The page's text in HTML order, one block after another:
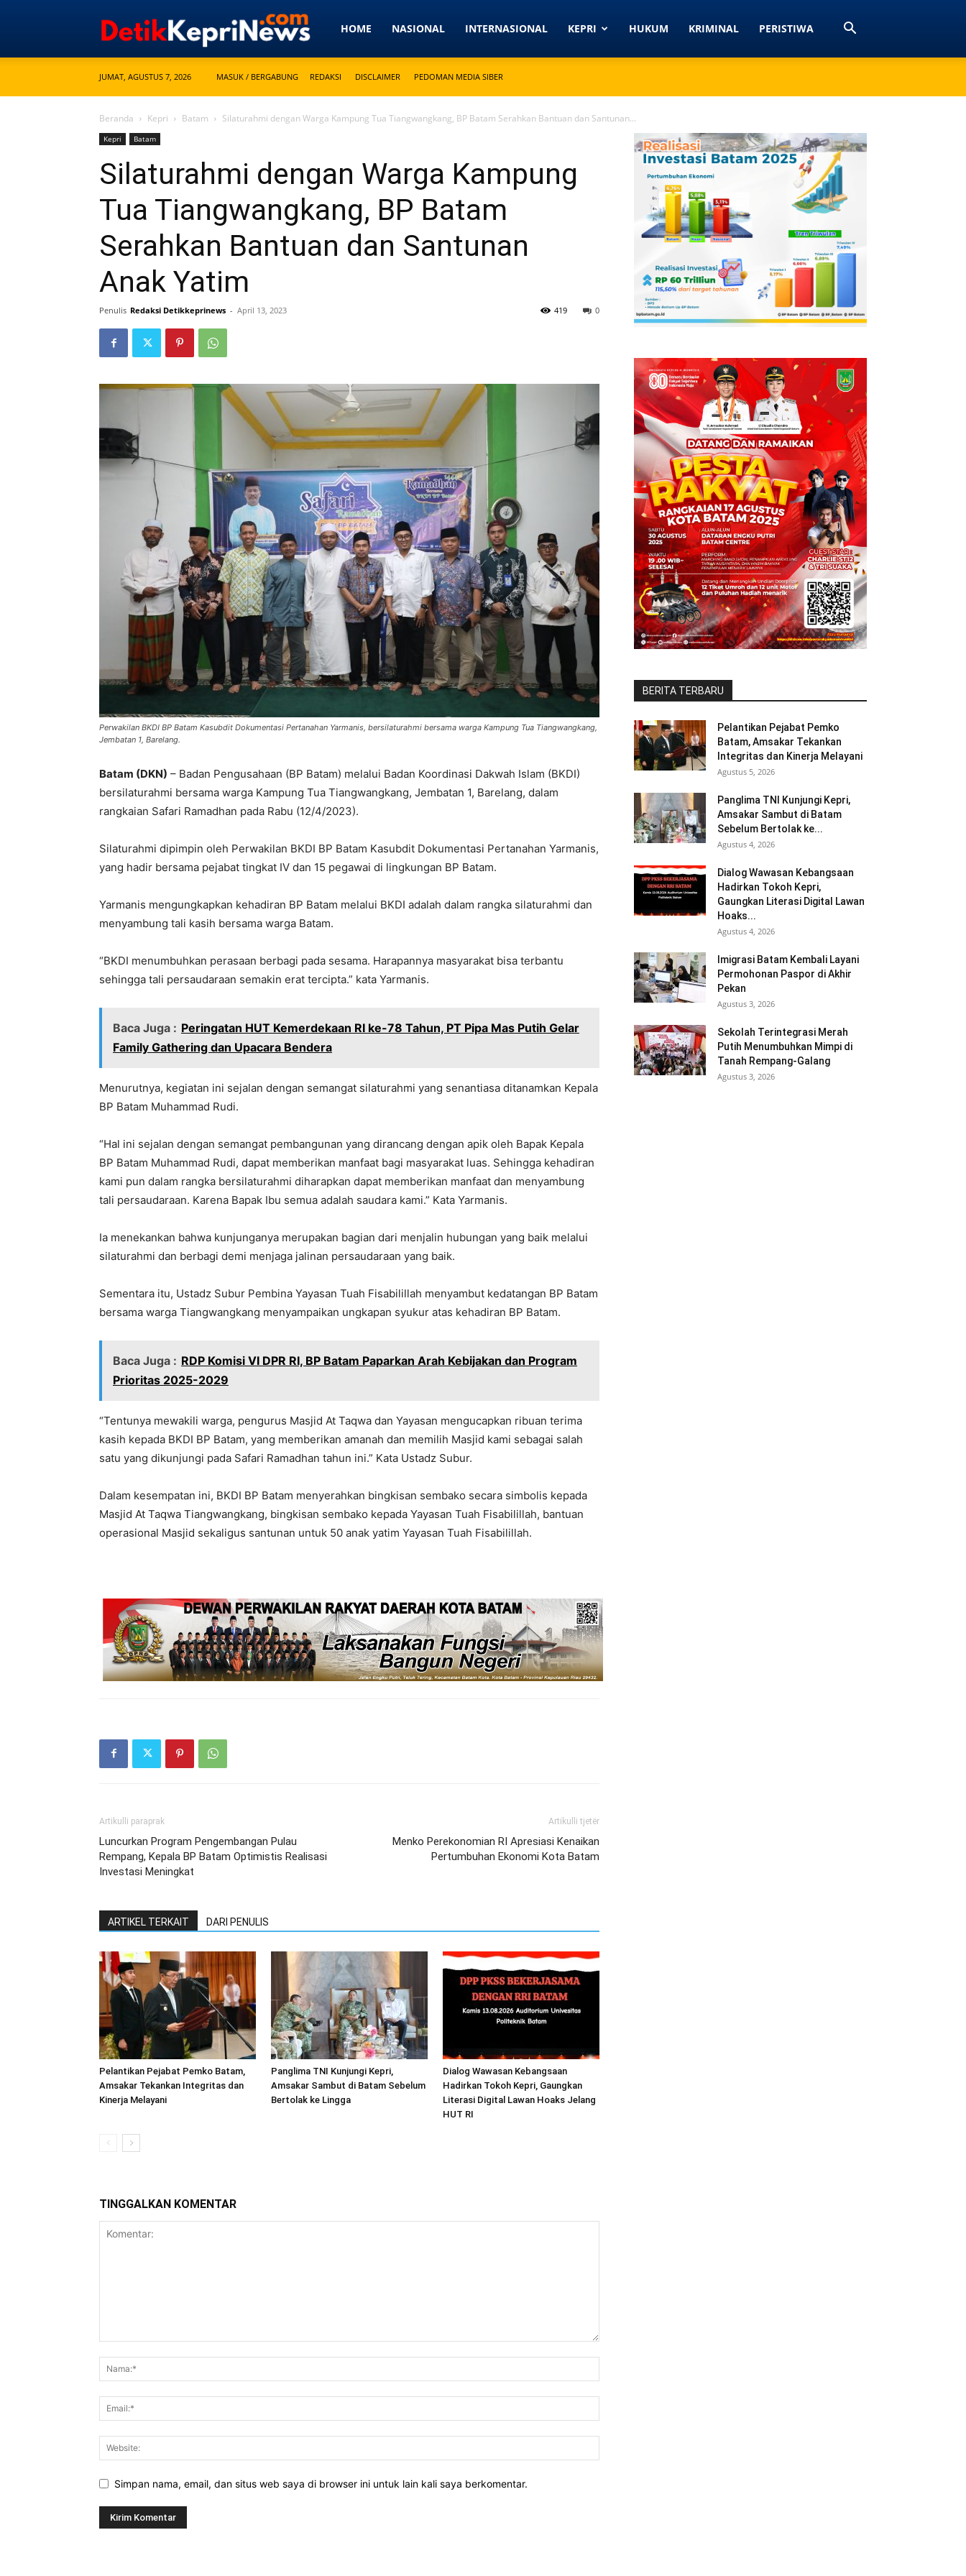
Detikkeprinews.com
HOME NASIONAL INTERNASIONAL KEPRI HUKUM KRIMINAL PERISTIWA
JUMAT, AGUSTUS 7, 2026 MASUK / BERGABUNG REDAKSI DISCLAIMER PEDOMAN MEDIA SIBER
Beranda Kepri Batam Silaturahmi dengan Warga Kampung Tua Tiangwangkang, BP Batam Serahkan Bantuan dan Santunan...
Kepri Batam
Silaturahmi dengan Warga Kampung
Tua Tiangwangkang, BP Batam
Serahkan Bantuan dan Santunan
Anak Yatim
Penulis Redaksi Detikkeprinews - April 13, 2023 0
419
Perwakilan BKDI BP Batam Kasubdit Dokumentasi Pertanahan Yarmanis, bersilaturahmi bersama warga Kampung Tua Tiangwangkang,
Jembatan 1, Barelang.
Batam (DKN) – Badan Pengusahaan (BP Batam) melalui Badan Koordinasi Dakwah Islam (BKDI)
bersilaturahmi bersama warga Kampung Tua Tiangwangkang, Jembatan 1, Barelang, dalam
rangkaian Safari Ramadhan pada Rabu (12/4/2023).
Silaturahmi dipimpin oleh Perwakilan BKDI BP Batam Kasubdit Dokumentasi Pertanahan Yarmanis,
yang hadir bersama pejabat tingkat IV dan 15 pegawai di lingkungan BP Batam.
Yarmanis mengungkapkan kehadiran BP Batam melalui BKDI adalah dalam rangka silaturahmi dan
menyambung tali kasih bersama warga Batam.
“BKDI menumbuhkan perasaan berbagi pada sesama. Harapannya masyarakat bisa terbantu
sehingga tali persaudaraan semakin erat tercipta.” kata Yarmanis.
Baca Juga : Peringatan HUT Kemerdekaan RI ke-78 Tahun, PT Pipa Mas Putih Gelar
Family Gathering dan Upacara Bendera
Menurutnya, kegiatan ini sejalan dengan semangat silaturahmi yang senantiasa ditanamkan Kepala
BP Batam Muhammad Rudi.
“Hal ini sejalan dengan semangat pembangunan yang dirancang dengan apik oleh Bapak Kepala
BP Batam Muhammad Rudi, dapat memberikan manfaat bagi masyarakat luas. Sehingga kehadiran
kami pun dalam rangka bersilaturahmi diharapkan dapat memberikan manfaat dan menyambung
tali persaudaraan. Karena Bapak Ibu semua adalah saudara kami.” Kata Yarmanis.
Ia menekankan bahwa kunjunganya merupakan bagian dari menjalin hubungan yang baik melalui
silaturahmi dan berbagi demi menjaga jalinan persaudaraan yang baik.
Sementara itu, Ustadz Subur Pembina Yayasan Tuah Fisabilillah menyambut kedatangan BP Batam
bersama warga Tiangwangkang menyampaikan ungkapan syukur atas kehadiran BP Batam.
Baca Juga : RDP Komisi VI DPR RI, BP Batam Paparkan Arah Kebijakan dan Program
Prioritas 2025-2029
“Tentunya mewakili warga, pengurus Masjid At Taqwa dan Yayasan mengucapkan ribuan terima
kasih kepada BKDI BP Batam, yang memberikan amanah dan memilih Masjid kami sebagai salah
satu yang dikunjungi pada Safari Ramadhan tahun ini.” Kata Ustadz Subur.
Dalam kesempatan ini, BKDI BP Batam menyerahkan bingkisan sembako secara simbolis kepada
Masjid At Taqwa Tiangwangkang, bingkisan sembako kepada Yayasan Tuah Fisabilillah, bantuan
operasional Masjid sekaligus santunan untuk 50 anak yatim Yayasan Tuah Fisabilillah.
Artikulli paraprak
Luncurkan Program Pengembangan Pulau
Rempang, Kepala BP Batam Optimistis Realisasi
Investasi Meningkat
Artikulli tjetër
Menko Perekonomian RI Apresiasi Kenaikan
Pertumbuhan Ekonomi Kota Batam
ARTIKEL TERKAIT DARI PENULIS
Pelantikan Pejabat Pemko Batam,
Amsakar Tekankan Integritas dan
Kinerja Melayani
Panglima TNI Kunjungi Kepri,
Amsakar Sambut di Batam Sebelum
Bertolak ke Lingga
Dialog Wawasan Kebangsaan
Hadirkan Tokoh Kepri, Gaungkan
Literasi Digital Lawan Hoaks Jelang
HUT RI
TINGGALKAN KOMENTAR
Simpan nama, email, dan situs web saya di browser ini untuk lain kali saya berkomentar.
BERITA TERBARU
Pelantikan Pejabat Pemko
Batam, Amsakar Tekankan
Integritas dan Kinerja Melayani
Agustus 5, 2026
Panglima TNI Kunjungi Kepri,
Amsakar Sambut di Batam
Sebelum Bertolak ke...
Agustus 4, 2026
Dialog Wawasan Kebangsaan
Hadirkan Tokoh Kepri,
Gaungkan Literasi Digital Lawan
Hoaks...
Agustus 4, 2026
Imigrasi Batam Kembali Layani
Permohonan Paspor di Akhir
Pekan
Agustus 3, 2026
Sekolah Terintegrasi Merah
Putih Menumbuhkan Mimpi di
Tanah Rempang-Galang
Agustus 3, 2026